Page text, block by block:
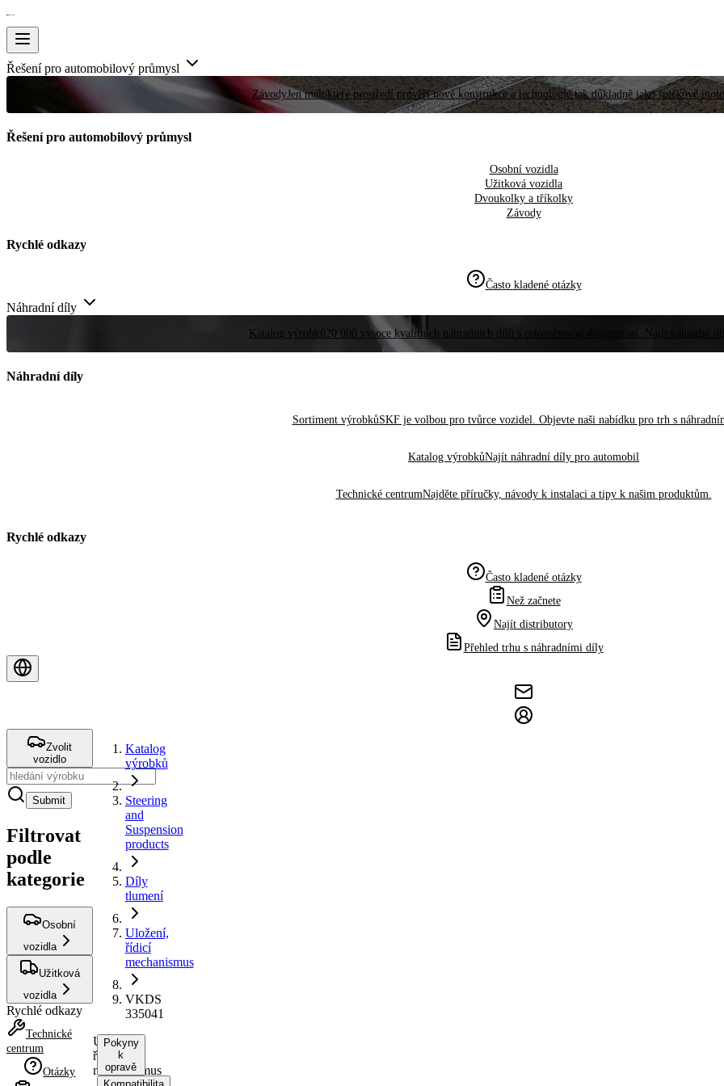
Řešení pro automobilový průmysl
ZávodyJen málokteré prostředí prověří nové konstrukce a technologie tak důkladně jako špičkové
Řešení pro automobilový průmysl
Osobní vozidla
Užitková vozidla
Dvoukolky a tříkolky
Závody
Rychlé odkazy
Často kladené otázky
Náhradní díly
Katalog výrobků20 000 vysoce kvalitních náhradních dílů s celosvětovou dostupností. Najít náhradní
Náhradní díly
Sortiment výrobkůSKF je volbou pro tvůrce vozidel. Objevte naši nabídku pro trh s
Katalog výrobkůNajít náhradní díly pro automobil
Technické centrumNajděte příručky, návody k instalaci a tipy k našim produktům.
Rychlé odkazy
Často kladené otázky
Než začnete
Najít distributory
Přehled trhu s náhradními díly
Zvolit
vozidlo
Submit
Filtrovat
podle
kategorie
Osobní
vozidla
Užitková
vozidla
Rychlé odkazy
Technické
centrum
Otázky
Katalog
výrobků
Steering
and
Suspension
products
Díly
tlumení
Uložení,
řídicí
mechanismus
VKDS
335041
Uložení,
řídicí
mechanismus
Pokyny
k
opravě